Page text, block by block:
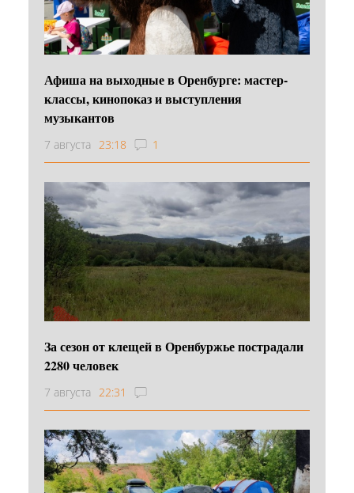
Афиша на выходные в Оренбурге: мастер-
классы, кинопоказ и выступления
музыкантов
7 августа 23:18 1
За сезон от клещей в Оренбуржье пострадали
2280 человек
7 августа 22:31